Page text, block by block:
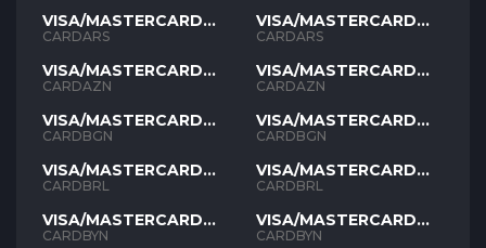
VISA/MASTERCARD
ARS
CARDARS
VISA/MASTERCARD
AZN
CARDAZN
VISA/MASTERCARD
BGN
CARDBGN
VISA/MASTERCARD
BRL
CARDBRL
VISA/MASTERCARD
BYN
CARDBYN
VISA/MASTERCARD
ARS
CARDARS
VISA/MASTERCARD
AZN
CARDAZN
VISA/MASTERCARD
BGN
CARDBGN
VISA/MASTERCARD
BRL
CARDBRL
VISA/MASTERCARD
BYN
CARDBYN